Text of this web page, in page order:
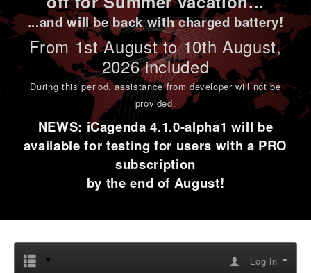
...and will be back with charged battery!
From 1stAugust to 10th August,
2026 included
During this period,assistance from developer will not be
provided.
NEWS: iCagenda 4.1.0-alpha1 will be
available for testing for users with a PRO
subscription
by the end of August!
Log in